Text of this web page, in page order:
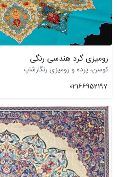
رومیزی گرد هندسی رنگی
کوسن، پرده و رومیزی رنگارشاپ
02166952197